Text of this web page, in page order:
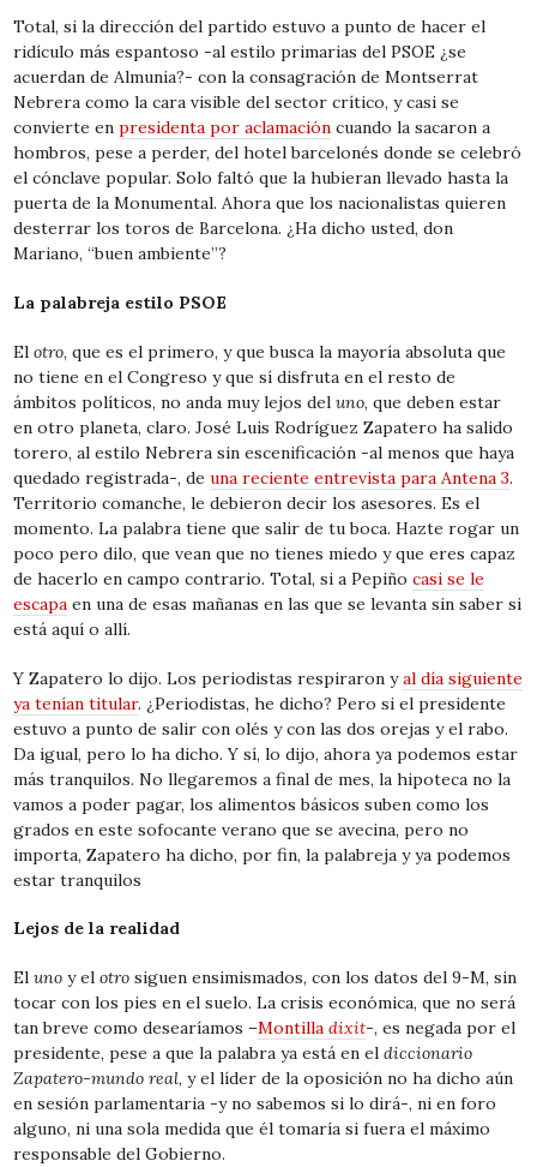
Total, si la dirección del partido estuvo a punto de hacer el
ridículo más espantoso -al estilo primarias del PSOE ¿se
acuerdan de Almunia?- con la consagración de Montserrat
Nebrera como la cara visible del sector crítico, y casi se
convierte enpresidenta por aclamación cuando la sacaron a
hombros, pese a perder, del hotel barcelonés donde se celebró
el cónclave popular. Solo faltó que la hubieran llevado hasta la
puerta de la Monumental. Ahora que los nacionalistas quieren
desterrar los toros de Barcelona. ¿Ha dicho usted, don
Mariano, “buen ambiente”?
La palabreja estilo PSOE
Elotro, que es el primero, y que busca la mayoría absoluta que
no tiene en el Congreso y que sí disfruta en el resto de
ámbitos políticos, no anda muy lejos deluno, que deben estar
en otro planeta, claro. José Luis Rodríguez Zapatero ha salido
torero, al estilo Nebrera sin escenificación -al menos que haya
quedado registrada-, deuna reciente entrevista para Antena 3.
Territorio comanche, le debieron decir los asesores. Es el
momento. La palabra tiene que salir de tu boca. Hazte rogar un
poco pero dilo, que vean que no tienes miedo y que eres capaz
de hacerlo en campo contrario. Total, si a Pepiñocasi se le
escapa en una de esas mañanas en las que se levanta sin saber si
está aquí o allí.
Y Zapatero lo dijo. Los periodistas respiraron yal día siguiente
ya tenían titular. ¿Periodistas, he dicho? Pero si el presidente
estuvo a punto de salir con olés y con las dos orejas y el rabo.
Da igual, pero lo ha dicho. Y sí, lo dijo, ahora ya podemos estar
más tranquilos. No llegaremos a final de mes, la hipoteca no la
vamos a poder pagar, los alimentos básicos suben como los
grados en este sofocante verano que se avecina, pero no
importa, Zapatero ha dicho, por fin, la palabreja y ya podemos
estar tranquilos
Lejos de la realidad
Eluno y elotro siguen ensimismados, con los datos del 9-M, sin
tocar con los pies en el suelo. La crisis económica, que no será
tan breve como desearíamos –Montilladixit-, es negada por el
presidente, pese a que la palabra ya está en eldiccionario
Zapatero-mundo real, y el líder de la oposición no ha dicho aún
en sesión parlamentaria -y no sabemos si lo dirá-, ni en foro
alguno, ni una sola medida que él tomaría si fuera el máximo
responsable del Gobierno.